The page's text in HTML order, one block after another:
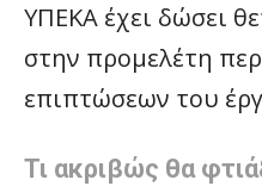
ΥΠΕΚΑ έχει δώσει
στην προμελέτη
επιπτώσεων του
Τι ακριβώς θα